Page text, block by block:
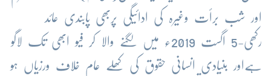
اور شب برأت وغیرہ کی ادائیگی پربھی پابندی عائد
رکھی-5 اگست 2019ء میں لگنے والا کر فیو ابھی تک لاگو
ہےاور بنیادی انسانی حقوق کی کھلے عام خلاف ورزیاں ہو